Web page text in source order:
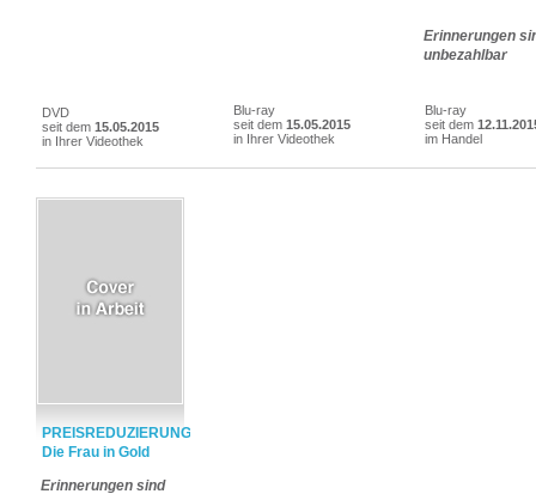
DVD
seit dem 15.05.2015
in Ihrer Videothek
Blu-ray
seit dem 15.05.2015
in Ihrer Videothek
Erinnerungen
unbezahlbar
Blu-ray
seit dem
im Handel
PREISREDUZIERUNG:
Die Frau in Gold
Erinnerungen sind